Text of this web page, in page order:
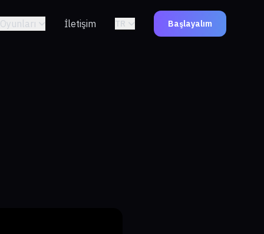
İletişim TR Başlayalım